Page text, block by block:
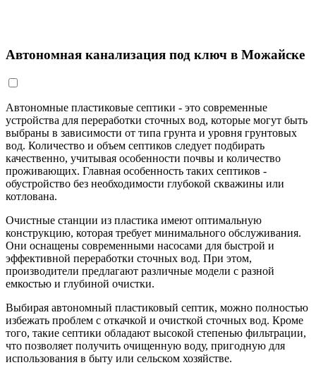
Автономная канализация под ключ в Можайске
Автономные пластиковые септики - это современные
устройства для переработки сточных вод, которые могут быть
выбраны в зависимости от типа грунта и уровня грунтовых
вод. Количество и объем септиков следует подбирать
качественно, учитывая особенности почвы и количество
проживающих. Главная особенность таких септиков -
обустройство без необходимости глубокой скважины или
котлована.
Очистные станции из пластика имеют оптимальную
конструкцию, которая требует минимального обслуживания.
Они оснащены современными насосами для быстрой и
эффективной переработки сточных вод. При этом,
производители предлагают различные модели с разной
емкостью и глубиной очистки.
Выбирая автономный пластиковый септик, можно полностью
избежать проблем с откачкой и очисткой сточных вод. Кроме
того, такие септики обладают высокой степенью фильтрации,
что позволяет получить очищенную воду, пригодную для
использования в быту или сельском хозяйстве.